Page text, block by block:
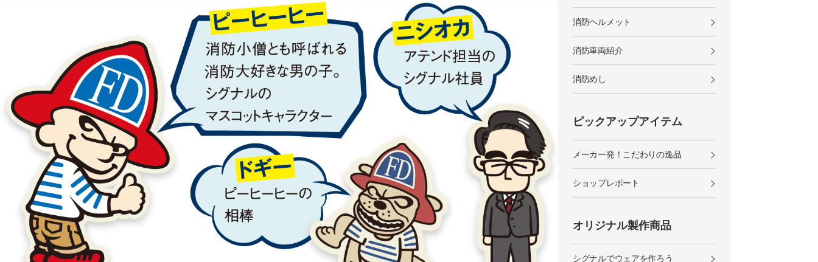
消防ヘルメット
消防車両紹介
消防めし
ピックアップアイテム
メーカー発！こだわりの逸品
ショップレポート
オリジナル製作商品
シグナルでウェアを作ろう